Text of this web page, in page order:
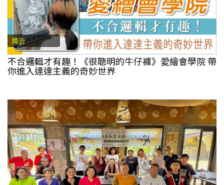
廣告
不合邏輯才有趣！《很聰明的牛仔褲》愛繪會學院 帶
你進入達達主義的奇妙世界